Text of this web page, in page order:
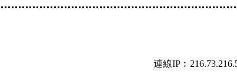
連線